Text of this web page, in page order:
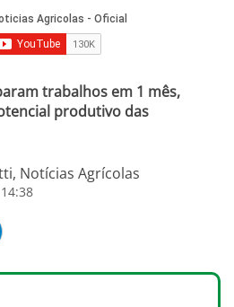
trabalhos em 1 mês,
produtivo das
Notícias Agrícolas